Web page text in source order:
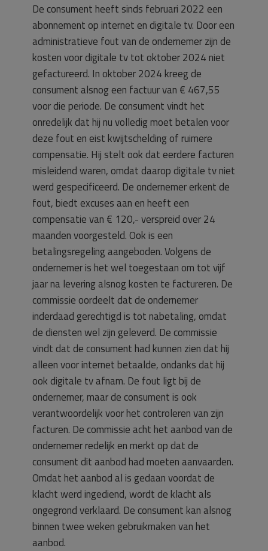
De consument heeft sinds februari 2022 een
abonnement op internet en digitale tv. Door een
administratieve fout van de ondernemer zijn de
kosten voor digitale tv tot oktober 2024 niet
gefactureerd. In oktober 2024 kreeg de
consument alsnog een factuur van € 467,55
voor die periode. De consument vindt het
onredelijk dat hij nu volledig moet betalen voor
deze fout en eist kwijtschelding of ruimere
compensatie. Hij stelt ook dat eerdere facturen
misleidend waren, omdat daarop digitale tv niet
werd gespecificeerd. De ondernemer erkent de
fout, biedt excuses aan en heeft een
compensatie van € 120,- verspreid over 24
maanden voorgesteld. Ook is een
betalingsregeling aangeboden. Volgens de
ondernemer is het wel toegestaan om tot vijf
jaar na levering alsnog kosten te factureren. De
commissie oordeelt dat de ondernemer
inderdaad gerechtigd is tot nabetaling, omdat
de diensten wel zijn geleverd. De commissie
vindt dat de consument had kunnen zien dat hij
alleen voor internet betaalde, ondanks dat hij
ook digitale tv afnam. De fout ligt bij de
ondernemer, maar de consument is ook
verantwoordelijk voor het controleren van zijn
facturen. De commissie acht het aanbod van de
ondernemer redelijk en merkt op dat de
consument dit aanbod had moeten aanvaarden.
Omdat het aanbod al is gedaan voordat de
klacht werd ingediend, wordt de klacht als
ongegrond verklaard. De consument kan alsnog
binnen twee weken gebruikmaken van het
aanbod.